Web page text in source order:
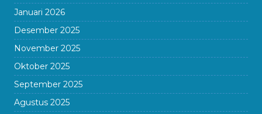
Januari 2026
Desember 2025
November 2025
Oktober 2025
September 2025
Agustus 2025